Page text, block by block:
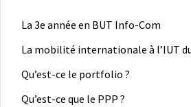
La 3e année en BUT Info-Com
La mobilité internationale à l’IUT
Qu’est-ce le portfolio ?
Qu’est-ce que le PPP ?